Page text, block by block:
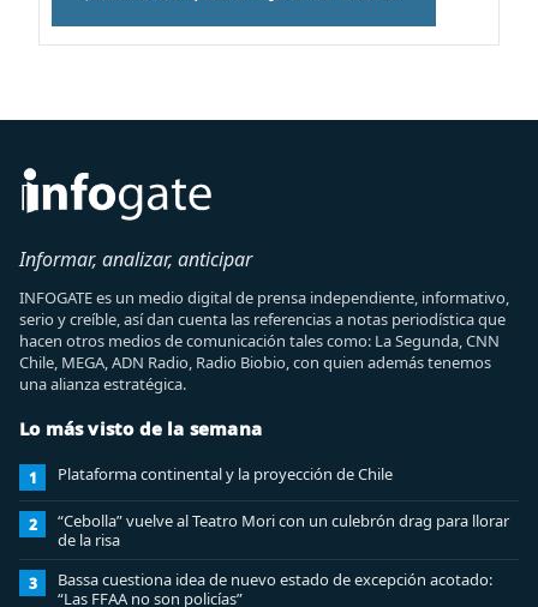
Informar, analizar, anticipar
INFOGATE es un medio digital de prensa independiente, informativo,
serio y creíble, así dan cuenta las referencias a notas periodística que
hacen otros medios de comunicación tales como: La Segunda, CNN
Chile, MEGA, ADN Radio, Radio Biobio, con quien además tenemos
una alianza estratégica.
Lo más visto de la semana
1 Plataforma continental y la proyección de Chile
2
“Cebolla” vuelve al Teatro Mori con un culebrón drag para llorar
de la risa
3
Bassa cuestiona idea de nuevo estado de excepción acotado:
“Las FFAA no son policías”